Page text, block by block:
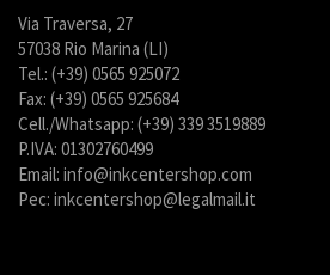
Via Traversa, 27
57038 Rio Marina (LI)
Tel.: (+39) 0565 925072
Fax: (+39) 0565 925684
Cell./Whatsapp: (+39) 339 3519889
P.IVA: 01302760499
Email: info@inkcentershop.com
Pec: inkcentershop@legalmail.it